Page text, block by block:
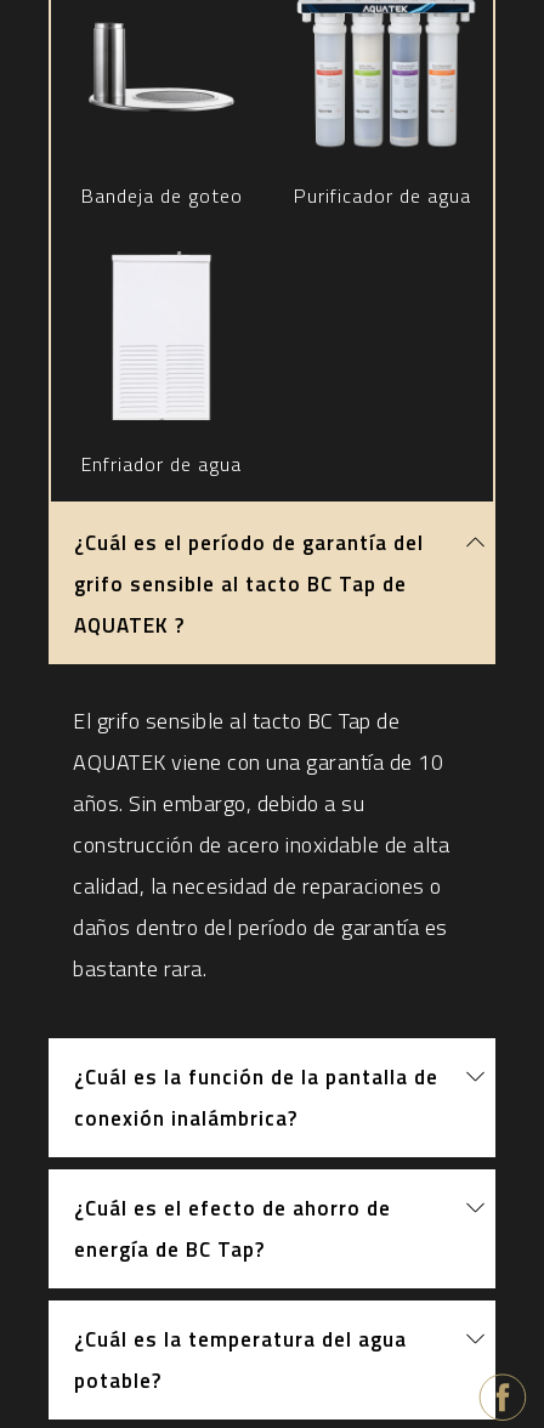
Bandeja de goteo Purificador de agua
Enfriador de agua
¿Cuál es el período de garantía del
grifo sensible al tacto BC Tap de
AQUATEK ?
El grifo sensible al tacto BC Tap de
AQUATEK viene con una garantía de 10
años. Sin embargo, debido a su
construcción de acero inoxidable de alta
calidad, la necesidad de reparaciones o
daños dentro del período de garantía es
bastante rara.
¿Cuál es la función de la pantalla de
conexión inalámbrica?
¿Cuál es el efecto de ahorro de
energía de BC Tap?
¿Cuál es la temperatura del agua
potable?